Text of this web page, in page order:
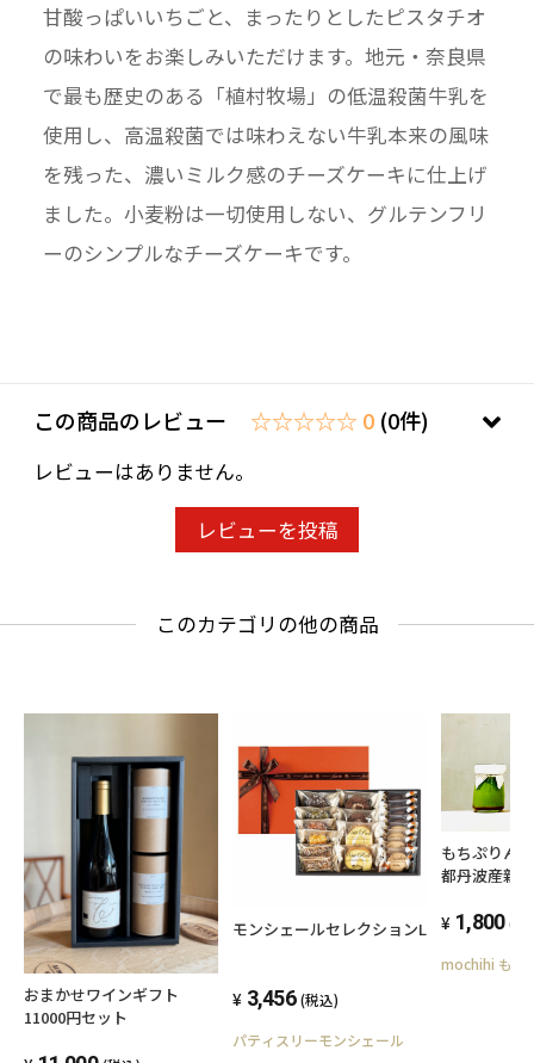
甘酸っぱいいちごと、まったりとしたピスタチオ
の味わいをお楽しみいただけます。地元・奈良県
で最も歴史のある「植村牧場」の低温殺菌牛乳を
使用し、高温殺菌では味わえない牛乳本来の風味
を残った、濃いミルク感のチーズケーキに仕上げ
ました。小麦粉は一切使用しない、グルテンフリ
ーのシンプルなチーズケーキです。
この商品のレビュー ☆☆☆☆☆ 0 (0件)
レビューはありません。
レビューを投稿
このカテゴリの他の商品
おまかせワインギフト
11000円セット
モンシェールセレクションL
3,456 (税込)
パティスリーモンシェール
もちぷりん
都丹波産新
ツ1,800 (税
mochihi もち